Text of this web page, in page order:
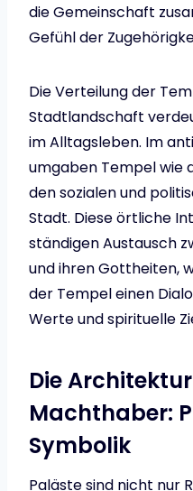
die Gemeinschaft
Gefühl der
Die Verteilung der
Stadtlandschaft
im Alltagsleben. Im
umgaben Tempel wie
den sozialen und
Stadt. Diese örtliche
ständigen Austausch
und ihren Gottheiten,
der Tempel einen
Werte und spirituelle
Die
Machthaber:
Symbolik
Paläste sind nicht nur